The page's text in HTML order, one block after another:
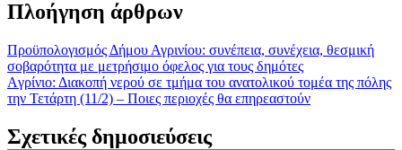
Πλοήγηση άρθρων
Προϋπολογισμός Δήμου Αγρινίου: συνέπεια, συνέχεια, θεσμική
σοβαρότητα με μετρήσιμο όφελος για τους δημότες
Aγρίνιο: Διακοπή νερού σε τμήμα του ανατολικού τομέα της πόλης
την Τετάρτη (11/2) – Ποιες περιοχές θα επηρεαστούν
Σχετικές δημοσιεύσεις